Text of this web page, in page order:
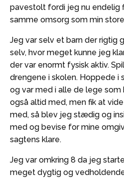
pavestolt fordi jeg nu endelig
samme omsorg som min
Jeg var selv et barn der rigtig
selv, hvor meget kunne jeg
der var enormt fysisk aktiv.
drengene i skolen. Hoppede i
og var med i alle de lege
også altid med, men fik at
med, så blev jeg stædig og
med og bevise for mine
sagtens klare.
Jeg var omkring 8 da jeg
meget dygtig og